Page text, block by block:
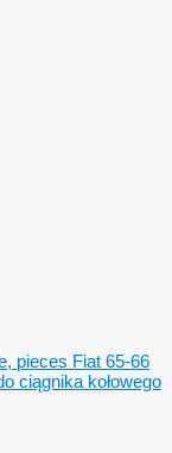
pieces Fiat 65-66
ciągnika kołowego